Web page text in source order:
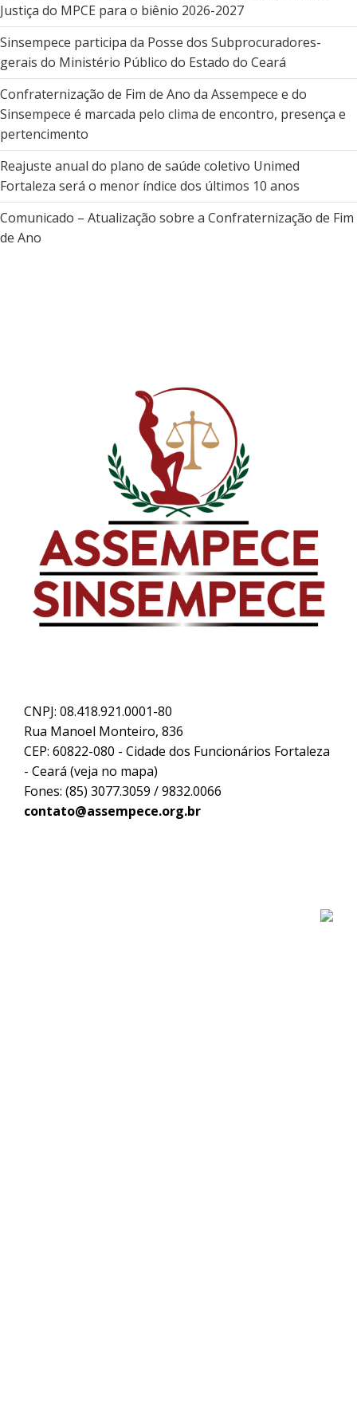
Justiça do MPCE para o biênio 2026-2027
Sinsempece participa da Posse dos Subprocuradores-
gerais do Ministério Público do Estado do Ceará
Confraternização de Fim de Ano da Assempece e do
Sinsempece é marcada pelo clima de encontro, presença e
pertencimento
Reajuste anual do plano de saúde coletivo Unimed
Fortaleza será o menor índice dos últimos 10 anos
Comunicado – Atualização sobre a Confraternização de Fim
de Ano
CNPJ: 08.418.921.0001-80
Rua Manoel Monteiro, 836
CEP: 60822-080 - Cidade dos Funcionários Fortaleza
- Ceará (veja no mapa)
Fones: (85) 3077.3059 / 9832.0066
contato@assempece.org.br